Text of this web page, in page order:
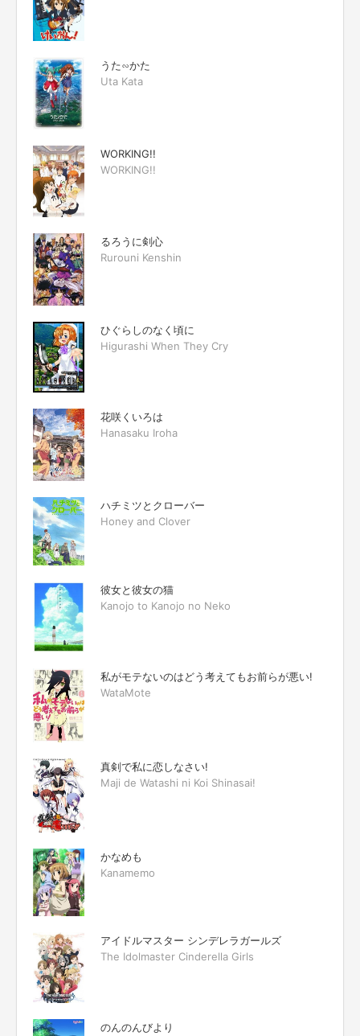
うた∽かた
Uta Kata
WORKING!!
WORKING!!
るろうに剣心
Rurouni Kenshin
ひぐらしのなく頃に
Higurashi When They Cry
花咲くいろは
Hanasaku Iroha
ハチミツとクローバー
Honey and Clover
彼女と彼女の猫
Kanojo to Kanojo no Neko
私がモテないのはどう考えてもお前らが悪い!
WataMote
真剣で私に恋しなさい!
Maji de Watashi ni Koi Shinasai!
かなめも
Kanamemo
アイドルマスター シンデレラガールズ
The Idolmaster Cinderella Girls
のんのんびより